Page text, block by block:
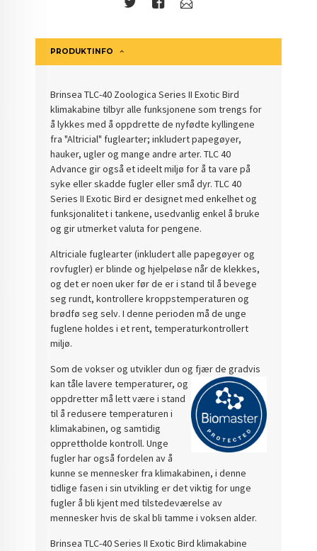
PRODUKTINFO
Brinsea TLC-40 Zoologica Series II Exotic Bird
klimakabine tilbyr alle funksjonene som trengs for
å lykkes med å oppdrette de nyfødte kyllingene
fra "Altricial" fuglearter; inkludert papegøyer,
hauker, ugler og mange andre arter. TLC 40
Advance gir også et ideelt miljø for å ta vare på
syke eller skadde fugler eller små dyr. TLC 40
Series II Exotic Bird er designet med enkelhet og
funksjonalitet i tankene, usedvanlig enkel å bruke
og gir utmerket valuta for pengene.
Altriciale fuglearter (inkludert alle papegøyer og
rovfugler) er blinde og hjelpeløse når de klekkes,
og det er noen uker før de er i stand til å bevege
seg rundt, kontrollere kroppstemperaturen og
brødfø seg selv. I denne perioden må de unge
fuglene holdes i et rent, temperaturkontrollert
miljø.
Som de vokser og utvikler dun og fjær de gradvis
kan tålelavere temperaturer, og
oppdretter må lett være i stand
til å redusere temperaturen i
klimakabinen, og samtidig
opprettholde kontroll. Unge
fugler har også fordelen av å
kunne se mennesker fra klimakabinen, i denne
tidlige fasen i sin utvikling er det viktig for unge
fugler å bli kjent med tilstedeværelse av
mennesker hvis de skal bli tamme i voksen alder.
Brinsea TLC-40 Series II Exotic Bird klimakabine